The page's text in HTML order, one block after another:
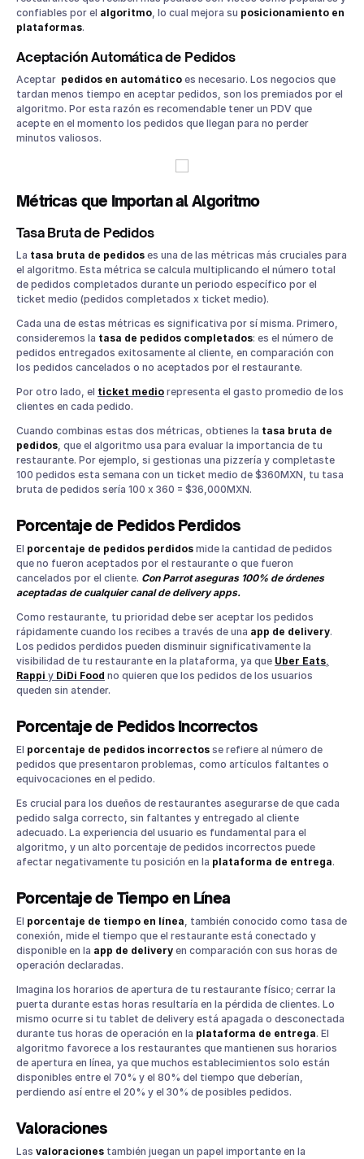
confiables por el algoritmo, lo cual mejora su posicionamiento en
plataformas.
Aceptación Automática de Pedidos
Aceptar pedidos en automático es necesario. Los negocios que
tardan menos tiempo en aceptar pedidos, son los premiados por el
algoritmo. Por esta razón es recomendable tener un PDV que
acepte en el momento los pedidos que llegan para no perder
minutos valiosos.
Métricas que Importan al Algoritmo
Tasa Bruta de Pedidos
La tasa bruta de pedidos es una de las métricas más cruciales para
el algoritmo. Esta métrica se calcula multiplicando el número total
de pedidos completados durante un periodo específico por el
ticket medio (pedidos completados x ticket medio).
Cada una de estas métricas es significativa por sí misma. Primero,
consideremos la tasa de pedidos completados: es el número de
pedidos entregados exitosamente al cliente, en comparación con
los pedidos cancelados o no aceptados por el restaurante.
Por otro lado, el ticket medio representa el gasto promedio de los
clientes en cada pedido.
Cuando combinas estas dos métricas, obtienes la tasa bruta de
pedidos, que el algoritmo usa para evaluar la importancia de tu
restaurante. Por ejemplo, si gestionas una pizzería y completaste
100 pedidos esta semana con un ticket medio de $360MXN, tu tasa
bruta de pedidos sería 100 x 360 = $36,000MXN.
Porcentaje de Pedidos Perdidos
El porcentaje de pedidos perdidos mide la cantidad de pedidos
que no fueron aceptados por el restaurante o que fueron
cancelados por el cliente. Con Parrot aseguras 100% de órdenes
aceptadas de cualquier canal de delivery apps.
Como restaurante, tu prioridad debe ser aceptar los pedidos
rápidamente cuando los recibes a través de una app de delivery.
Los pedidos perdidos pueden disminuir significativamente la
visibilidad de tu restaurante en la plataforma, ya que Uber Eats,
Rappi y DiDi Food no quieren que los pedidos de los usuarios
queden sin atender.
Porcentaje de Pedidos Incorrectos
El porcentaje de pedidos incorrectos se refiere al número de
pedidos que presentaron problemas, como artículos faltantes o
equivocaciones en el pedido.
Es crucial para los dueños de restaurantes asegurarse de que cada
pedido salga correcto, sin faltantes y entregado al cliente
adecuado. La experiencia del usuario es fundamental para el
algoritmo, y un alto porcentaje de pedidos incorrectos puede
afectar negativamente tu posición en la plataforma de entrega.
Porcentaje de Tiempo en Línea
El porcentaje de tiempo en línea, también conocido como tasa de
conexión, mide el tiempo que el restaurante está conectado y
disponible en la app de delivery en comparación con sus horas de
operación declaradas.
Imagina los horarios de apertura de tu restaurante físico; cerrar la
puerta durante estas horas resultaría en la pérdida de clientes. Lo
mismo ocurre si tu tablet de delivery está apagada o desconectada
durante tus horas de operación en la plataforma de entrega. El
algoritmo favorece a los restaurantes que mantienen sus horarios
de apertura en línea, ya que muchos establecimientos solo están
disponibles entre el 70% y el 80% del tiempo que deberían,
perdiendo así entre el 20% y el 30% de posibles pedidos.
Valoraciones
Las valoraciones también juegan un papel importante en la